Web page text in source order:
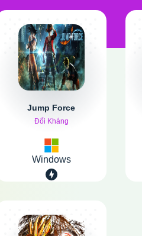
Jump Force
Đối Kháng
Windows